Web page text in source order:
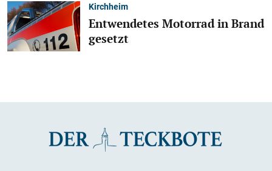
Kirchheim
Entwendetes Motorrad in Brand
gesetzt